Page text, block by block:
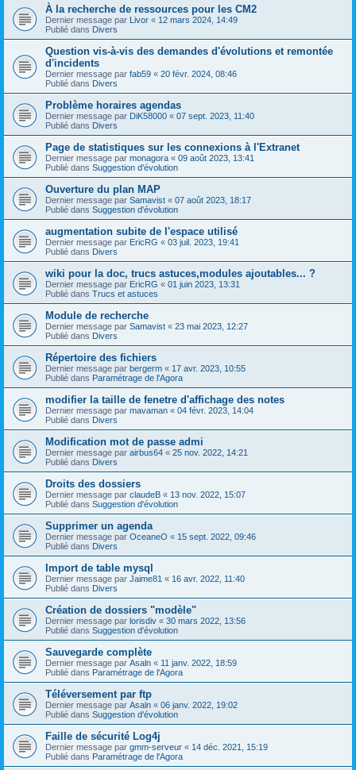
À la recherche de ressources pour les CM2
Dernier message par Livor « 12 mars 2024, 14:49
Publié dans Divers
Question vis-à-vis des demandes d'évolutions et remontée
d'incidents
Dernier message par fab59 « 20 févr. 2024, 08:46
Publié dans Divers
Problème horaires agendas
Dernier message par DiK58000 « 07 sept. 2023, 11:40
Publié dans Divers
Page de statistiques sur les connexions à l'Extranet
Dernier message par monagora « 09 août 2023, 13:41
Publié dans Suggestion d'évolution
Ouverture du plan MAP
Dernier message par Samavist « 07 août 2023, 18:17
Publié dans Suggestion d'évolution
augmentation subite de l'espace utilisé
Dernier message par EricRG « 03 juil. 2023, 19:41
Publié dans Divers
wiki pour la doc, trucs astuces,modules ajoutables... ?
Dernier message par EricRG « 01 juin 2023, 13:31
Publié dans Trucs et astuces
Module de recherche
Dernier message par Samavist « 23 mai 2023, 12:27
Publié dans Divers
Répertoire des fichiers
Dernier message par bergerm « 17 avr. 2023, 10:55
Publié dans Paramétrage de l'Agora
modifier la taille de fenetre d'affichage des notes
Dernier message par mavaman « 04 févr. 2023, 14:04
Publié dans Divers
Modification mot de passe admi
Dernier message par airbus64 « 25 nov. 2022, 14:21
Publié dans Divers
Droits des dossiers
Dernier message par claudeB « 13 nov. 2022, 15:07
Publié dans Suggestion d'évolution
Supprimer un agenda
Dernier message par OceaneO « 15 sept. 2022, 09:46
Publié dans Divers
Import de table mysql
Dernier message par Jaime81 « 16 avr. 2022, 11:40
Publié dans Divers
Création de dossiers "modèle"
Dernier message par lorisdiv « 30 mars 2022, 13:56
Publié dans Suggestion d'évolution
Sauvegarde complète
Dernier message par Asaln « 11 janv. 2022, 18:59
Publié dans Paramétrage de l'Agora
Téléversement par ftp
Dernier message par Asaln « 06 janv. 2022, 19:02
Publié dans Suggestion d'évolution
Faille de sécurité Log4j
Dernier message par gmm-serveur « 14 déc. 2021, 15:19
Publié dans Paramétrage de l'Agora